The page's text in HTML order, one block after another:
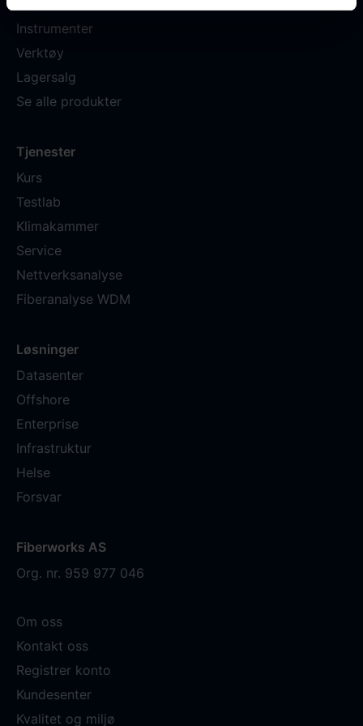
Instrumenter
Verktøy
Lagersalg
Se alle produkter
Tjenester
Kurs
Testlab
Klimakammer
Service
Nettverksanalyse
Fiberanalyse WDM
Løsninger
Datasenter
Offshore
Enterprise
Infrastruktur
Helse
Forsvar
Fiberworks AS
Org. nr. 959 977 046
Om oss
Kontakt oss
Registrer konto
Kundesenter
Kvalitet og miljø